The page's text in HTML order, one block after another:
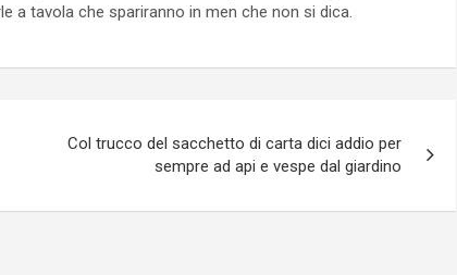
a tavola che spariranno in men che non si dica.
Col trucco del sacchetto di carta dici addio per
sempre ad api e vespe dal giardino